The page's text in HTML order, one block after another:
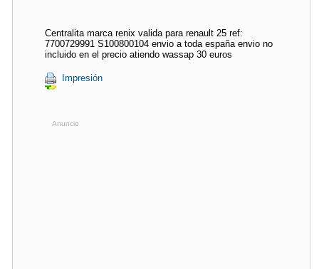
Centralita marca renix valida para renault 25 ref:
7700729991 S100800104 envio a toda españa envio no
incluido en el precio atiendo wassap 30 euros
Impresión
Anuncio